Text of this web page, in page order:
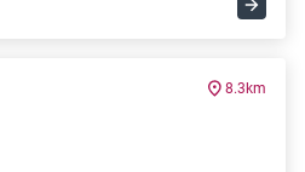
8.3km